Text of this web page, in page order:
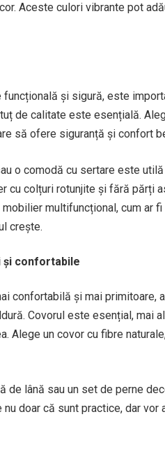
Aceste culori vibrante pot
funcțională și sigură, este
de calitate este esențială.
să ofere siguranță și confort
o comodă cu sertare este
cu colțuri rotunjite și fără părți
multifuncțional, cum ar
crește.
și confortabile
confortabilă și mai primitoare,
Covorul este esențial, mai
Alege un covor cu fibre
de lână sau un set de perne
doar că sunt practice, dar vor